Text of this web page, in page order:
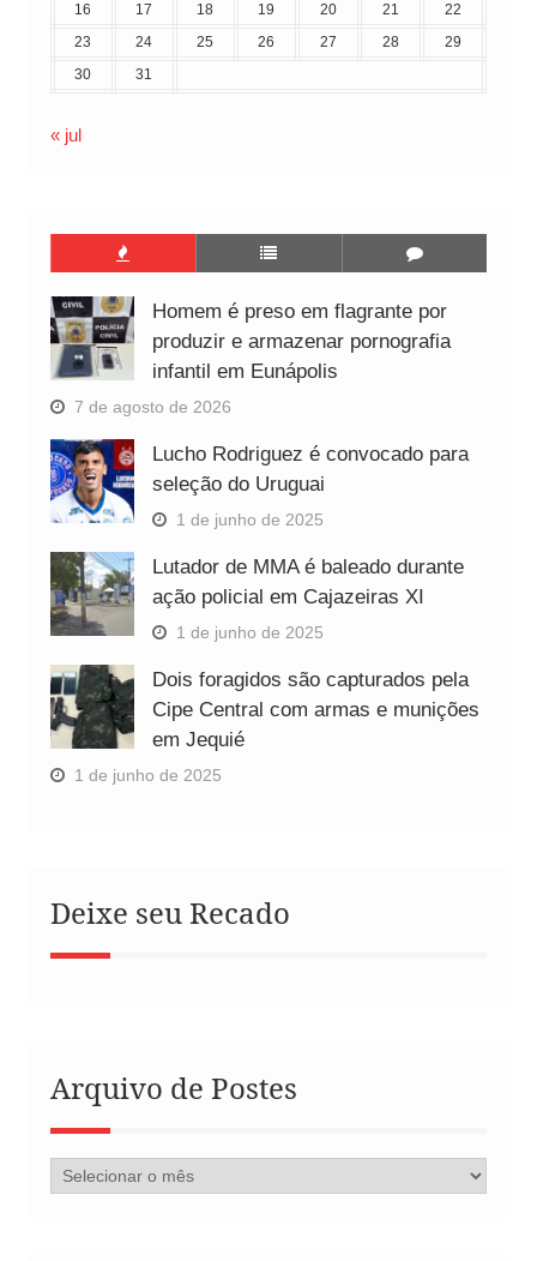
16
17 18 19 20 21
22
23
24 25 26 27 28
29
30
31
« jul
Homem é preso em flagrante por
produzir e armazenar pornografia
infantil em Eunápolis
7 de agosto de 2026
Lucho Rodriguez é convocado para
seleção do Uruguai
1 de junho de 2025
Lutador de MMA é baleado durante
ação policial em Cajazeiras XI
1 de junho de 2025
Dois foragidos são capturados pela
Cipe Central com armas e munições
em Jequié
1 de junho de 2025
Deixe seu Recado
Arquivo de Postes
Arquivo
de